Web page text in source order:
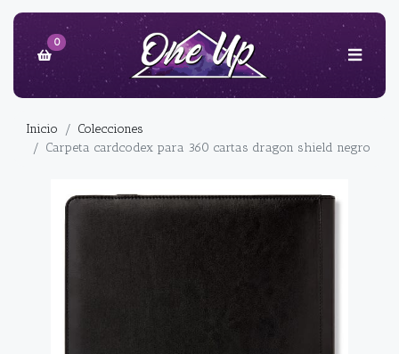
0
Inicio
Colecciones
Carpeta cardcodex para 360 cartas dragon shield negro